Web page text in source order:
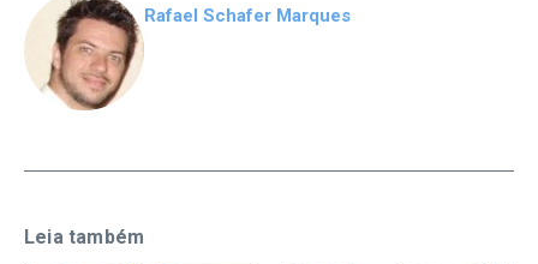
Rafael Schafer Marques
Leia também